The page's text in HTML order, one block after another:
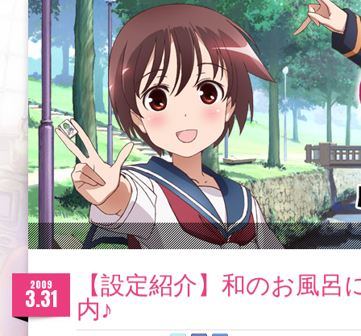
【設定紹介】和のお風呂
内♪
2009
3.31